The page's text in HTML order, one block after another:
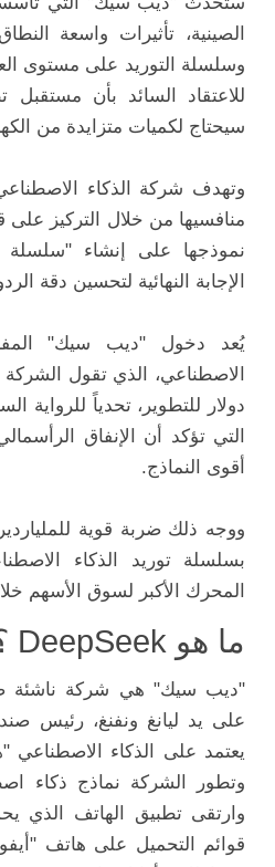
الصينية، تأثيرات واسعة
وسلسلة التوريد على مستوى
للاعتقاد السائد بأن مستقبل
سيحتاج لكميات متزايدة من
وتهدف شركة الذكاء
منافسيها من خلال التركيز على
نموذجها على إنشاء "سلسلة
الإجابة النهائية لتحسين دقة
يُعد دخول "ديب سيك"
دولار للتطوير، تحدياً للرواية
التي تؤكد أن الإنفاق
أقوى النماذج.
ووجه ذلك ضربة قوية
بسلسلة توريد الذكاء
المحرك الأكبر لسوق الأسهم
ما هو DeepSeek ؟
على يد ليانغ ونفنغ، رئيس
وتطور الشركة نماذج ذكاء
وارتقى تطبيق الهاتف الذي
قوائم التحميل على هاتف